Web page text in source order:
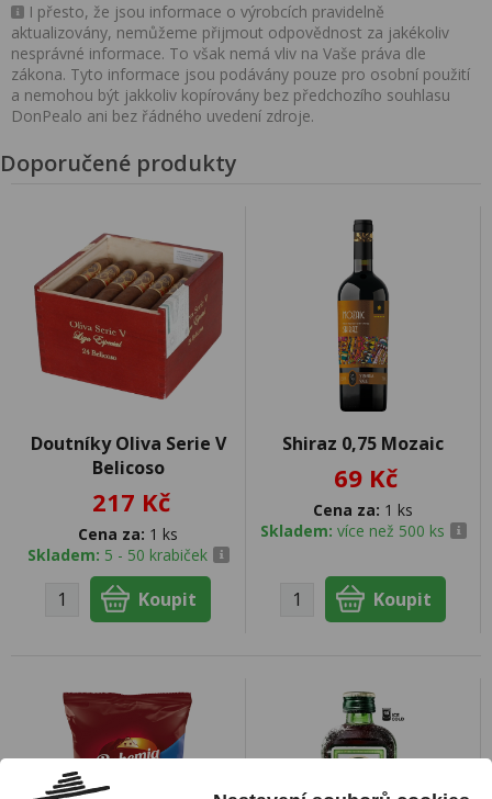
I přesto, že jsou informace o výrobcích pravidelně
aktualizovány, nemůžeme přijmout odpovědnost za jakékoliv
nesprávné informace. To však nemá vliv na Vaše práva dle
zákona. Tyto informace jsou podávány pouze pro osobní použití
a nemohou být jakkoliv kopírovány bez předchozího souhlasu
DonPealo ani bez řádného uvedení zdroje.
Doporučené produkty
Doutníky Oliva Serie V
Belicoso
217 Kč
Cena za: 1 ks
Skladem: 5 - 50 krabiček
Shiraz 0,75 Mozaic
69 Kč
Cena za: 1 ks
Skladem: více než 500 ks